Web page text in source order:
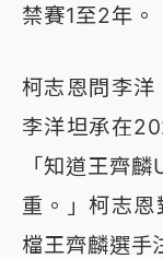
禁賽1至2年。
柯志恩問李洋
李洋坦承在
「知道王齊
重。」柯志
檔王齊麟選手